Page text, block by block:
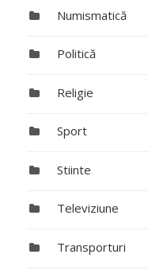
Numismatică
Politică
Religie
Sport
Stiinte
Televiziune
Transporturi